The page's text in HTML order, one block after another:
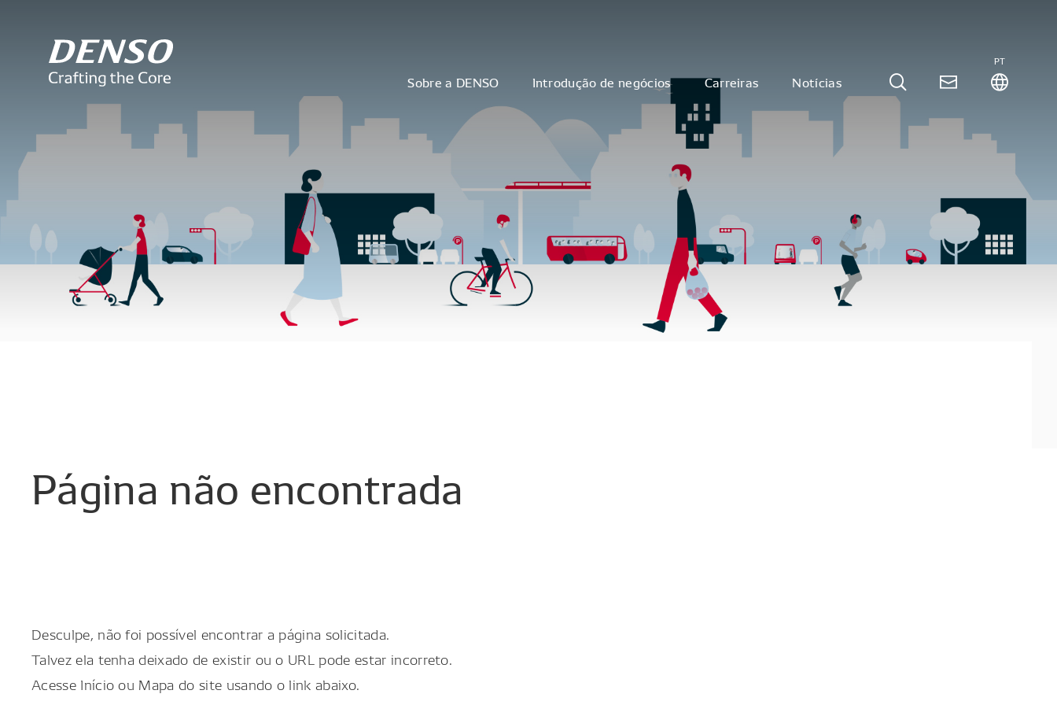
Sobre a DENSO Introdução de negócios Carreiras Notícias
PT
Página não encontrada
Desculpe, não foi possível encontrar a página solicitada.
Talvez ela tenha deixado de existir ou o URL pode estar incorreto.
Acesse Início ou Mapa do site usando o link abaixo.